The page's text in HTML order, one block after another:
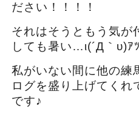
ださい！！！！
それはそうともう気
しても暑い…ι(´Д｀υ)ｱ
私がいない間に他の練
ログを盛り上げてくれ
です♪